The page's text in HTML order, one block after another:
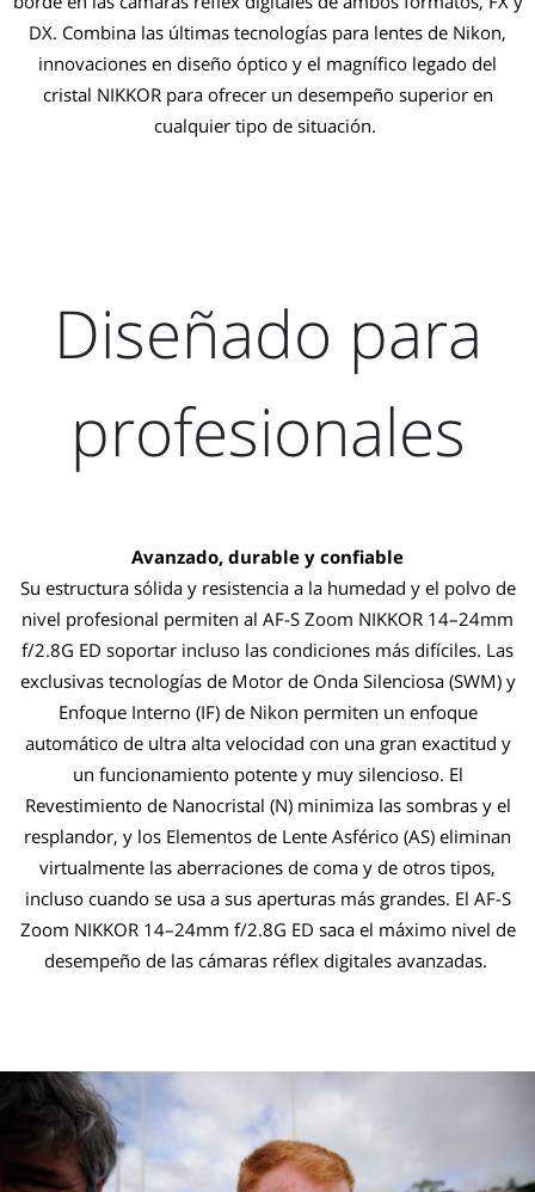
DX. Combina las últimas tecnologías para lentes de Nikon,
innovaciones en diseño óptico y el magnífico legado del
cristal NIKKOR para ofrecer un desempeño superior en
cualquier tipo de situación.
Diseñado para
profesionales
Avanzado, durable y confiable
Su estructura sólida y resistencia a la humedad y el polvo de
nivel profesional permiten al AF-S Zoom NIKKOR 14–24mm
f/2.8G ED soportar incluso las condiciones más difíciles. Las
exclusivas tecnologías de Motor de Onda Silenciosa (SWM) y
Enfoque Interno (IF) de Nikon permiten un enfoque
automático de ultra alta velocidad con una gran exactitud y
un funcionamiento potente y muy silencioso. El
Revestimiento de Nanocristal (N) minimiza las sombras y el
resplandor, y los Elementos de Lente Asférico (AS) eliminan
virtualmente las aberraciones de coma y de otros tipos,
incluso cuando se usa a sus aperturas más grandes. El AF-S
Zoom NIKKOR 14–24mm f/2.8G ED saca el máximo nivel de
desempeño de las cámaras réflex digitales avanzadas.